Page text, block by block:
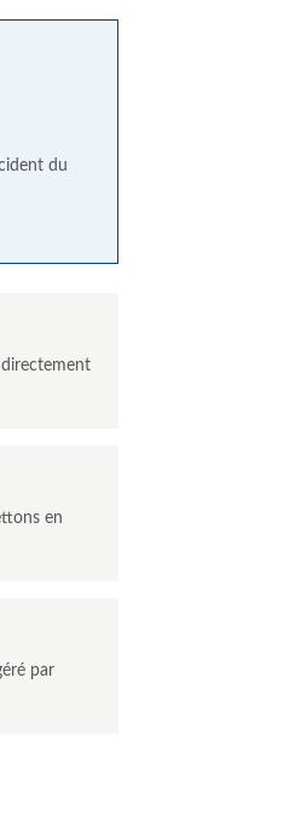
du
directement
en
par